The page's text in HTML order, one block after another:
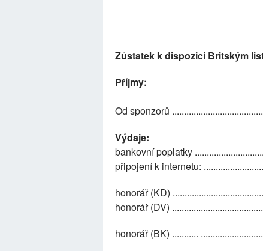
Zůstatek k dispozici Britským
Příjmy:
Od sponzorů
Výdaje:
bankovní poplatky
připojení k internetu:
honorář (KD)
honorář (DV)
honorář (BK) ...........